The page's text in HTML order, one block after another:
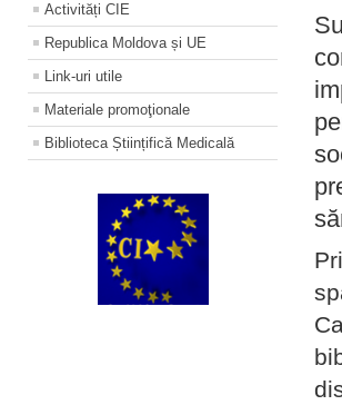
Activități CIE
Republica Moldova și UE
Link-uri utile
Materiale promoţionale
Biblioteca Științifică Medicală